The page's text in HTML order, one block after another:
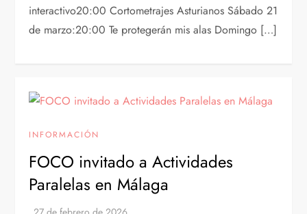
interactivo20:00 Cortometrajes Asturianos Sábado 21
de marzo:20:00 Te protegerán mis alas Domingo […]
INFORMACIÓN
FOCO invitado a Actividades
Paralelas en Málaga